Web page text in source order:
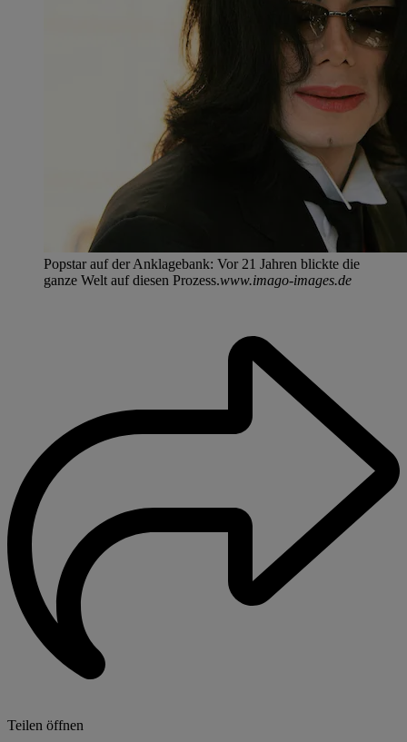
Popstar auf der Anklagebank: Vor 21 Jahren blickte die
ganze Welt auf diesen Prozess.www.imago-images.de
Teilen öffnen